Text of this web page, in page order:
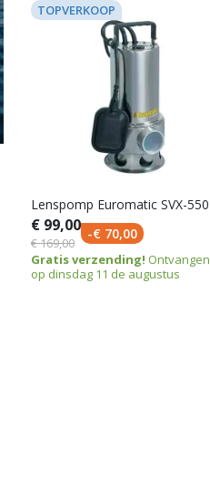
TOPVERKOOP
Lenspomp Euromatic SVX-550
€ 99,00
€ 169,00
-€ 70,00
Gratis verzending! Ontvangen
op dinsdag 11 de augustus